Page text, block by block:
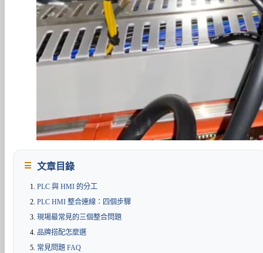
文章目錄
PLC 與 HMI 的分工
PLC HMI 整合連線：四個步驟
現場最常見的三個整合問題
品牌搭配怎麼選
常見問題 FAQ